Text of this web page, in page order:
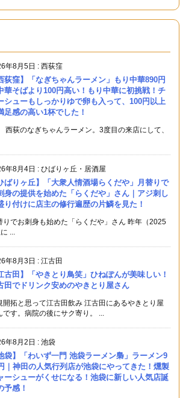
年8月5日 : 西荻窪
荻窪】「なぎちゃんラーメン」もり中華890円
華そばより100円高い！もり中華に初挑戦！チ
シューもしっかりゆで卵も入って、100円以上
足感の高い1杯でした！
西荻のなぎちゃんラーメン。3度目の来店にして、
年8月4日 : ひばりヶ丘・居酒屋
ばりヶ丘】「大衆人情酒場らくだや」月替りで
身の提供を始めた「らくだや」さん｜アジ刺し
り付けに店主の修行遍歴の片鱗を見た！
りでお刺身も始めた「らくだや」さん 昨年（2025
...
年8月3日 : 江古田
古田】「やきとり鳥笑」ひねぽんが美味しい！
田でドリンク安めのやきとり屋さん
開拓と思って江古田飲み 江古田にあるやきとり屋
です。病院の後にサク寄り。 ...
年8月2日 : 池袋
袋】「わいず一門 池袋ラーメン梟」ラーメン9
｜神田の人気行列店が池袋にやってきた！燻製
ーシューがくせになる！池袋に新しい人気店誕
予感！